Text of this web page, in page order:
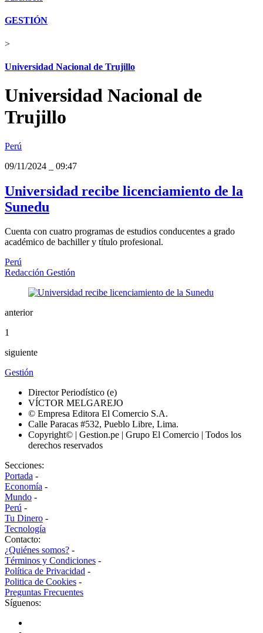
GESTIÓN
>
Universidad Nacional de Trujillo
Universidad Nacional de
Trujillo
Perú
09/11/2024
09:47
Universidad recibe licenciamiento de la
Sunedu
Cuenta con cuatro programas de estudios conducentes a grado
académico de bachiller y título profesional.
Perú
Redacción Gestión
anterior
1
siguiente
Gestión
Director Periodístico (e)
VÍCTOR MELGAREJO
© Empresa Editora El Comercio S.A.
Calle Paracas #532, Pueblo Libre, Lima.
Copyright© | Gestion.pe | Grupo El Comercio | Todos los
derechos reservados
Secciones:
Portada -
Economía -
Mundo -
Perú -
Tu Dinero -
Tecnología
Contacto:
¿Quiénes somos? -
Términos y Condiciones -
Política de Privacidad -
Politica de Cookies -
Preguntas Frecuentes
Síguenos: